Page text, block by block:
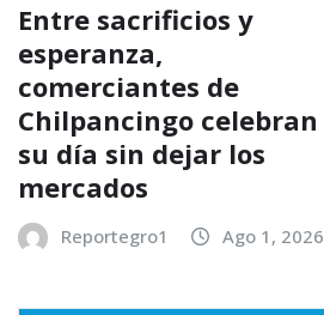
Entre sacrificios y
esperanza,
comerciantes de
Chilpancingo celebran
su día sin dejar los
mercados
Reportegro1 Ago 1, 2026